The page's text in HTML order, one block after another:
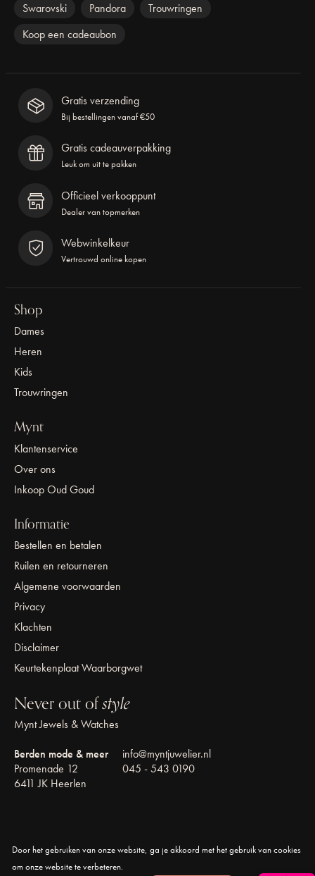
Swarovski
Pandora
Trouwringen
Koop een cadeaubon
Gratis verzending
Bij bestellingen vanaf €50
Gratis cadeauverpakking
Leuk om uit te pakken
Officieel verkooppunt
Dealer van topmerken
Webwinkelkeur
Vertrouwd online kopen
Shop
Dames
Heren
Kids
Trouwringen
Mynt
Klantenservice
Over ons
Inkoop Oud Goud
Informatie
Bestellen en betalen
Ruilen en retourneren
Algemene voorwaarden
Privacy
Klachten
Disclaimer
Keurtekenplaat Waarborgwet
Never out ofstyle
Mynt Jewels & Watches
Berden mode & meer
Promenade 12
6411 JK Heerlen
info@myntjuwelier.nl
045 - 543 0190
© Copyright 2026 Mynt Jewels & Watches
Door het gebruiken van onze website, ga je akkoord met het gebruik van cookies
om onze website te verbeteren.